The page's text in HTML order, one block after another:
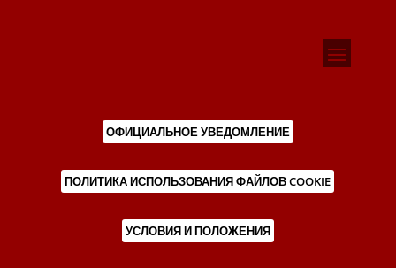
ОФИЦИАЛЬНОЕ УВЕДОМЛЕНИЕ
ПОЛИТИКА ИСПОЛЬЗОВАНИЯ ФАЙЛОВ COOKIE
УСЛОВИЯ И ПОЛОЖЕНИЯ